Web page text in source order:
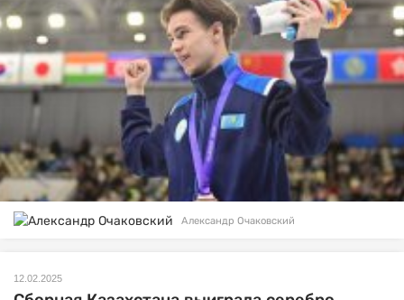
Александр Очаковский
12.02.2025